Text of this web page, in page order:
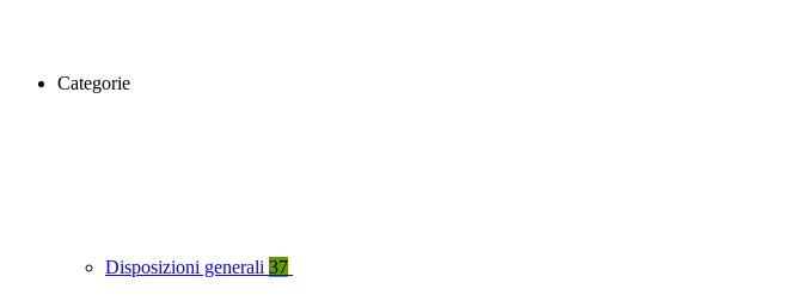
Categorie
Disposizioni generali 37